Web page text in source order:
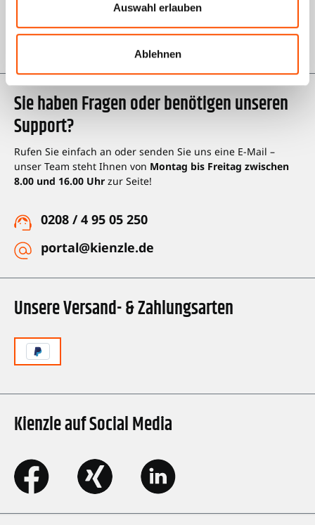
Auswahl erlauben
Ablehnen
Karriere bei Kienzle
Kienzle auf Social Media
Unsere Versand- & Zahlungsarten
Sie haben Fragen oder benötigen unseren
Support?
Rufen Sie einfach an oder senden Sie uns eine E-Mail –
unser Team steht Ihnen von Montag bis Freitag zwischen
8.00 und 16.00 Uhr zur Seite!
0208 / 4 95 05 250
portal@kienzle.de